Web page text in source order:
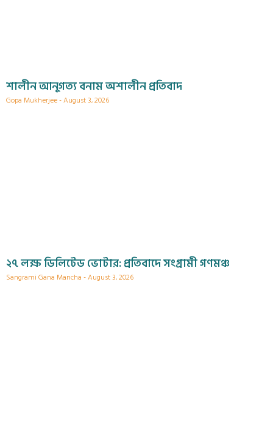
শালীন আনুগত্য বনাম অশালীন প্রতিবাদ
Gopa Mukherjee August 3, 2026
২৭ লক্ষ ডিলিটেড ভোটার: প্রতিবাদে সংগ্রামী গণমঞ্চ
Sangrami Gana Mancha August 3, 2026